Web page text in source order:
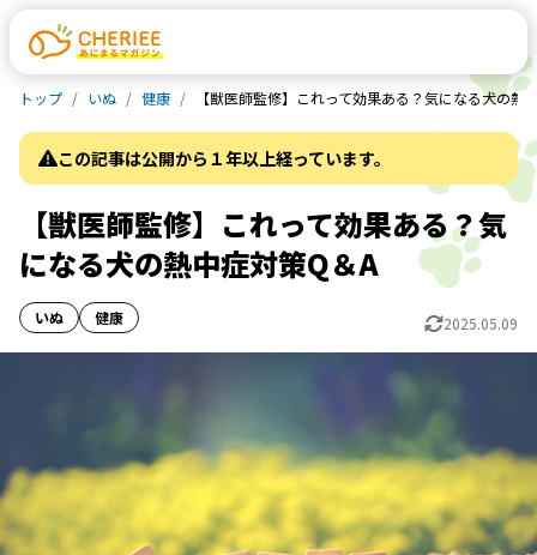
トップ いぬ 健康 【獣医師監修】これって効果ある？気になる犬の熱
この記事は公開から１年以上経っています。
【獣医師監修】これって効果ある？気
になる犬の熱中症対策Q＆A
いぬ 健康 2025.05.09